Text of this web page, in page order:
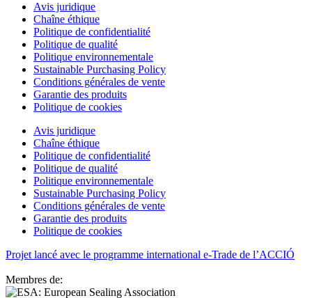
Avis juridique
Chaîne éthique
Politique de confidentialité
Politique de qualité
Politique environnementale
Sustainable Purchasing Policy
Conditions générales de vente
Garantie des produits
Politique de cookies
Avis juridique
Chaîne éthique
Politique de confidentialité
Politique de qualité
Politique environnementale
Sustainable Purchasing Policy
Conditions générales de vente
Garantie des produits
Politique de cookies
Projet lancé avec le programme international e-Trade de l’ACCIÓ
Membres de: